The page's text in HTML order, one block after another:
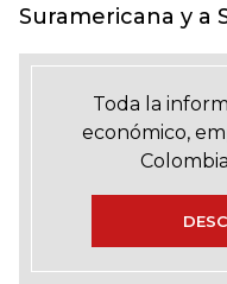
Suramericana y a
Toda la
económico,